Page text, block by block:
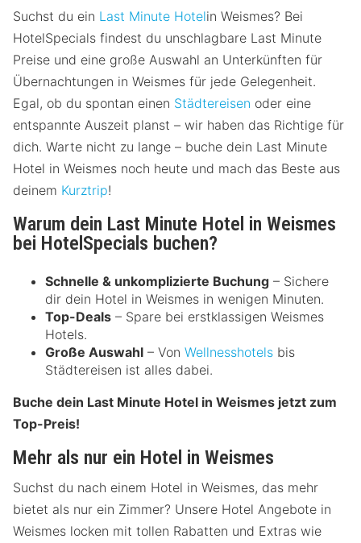
Suchst du ein Last Minute Hotelin Weismes? Bei
HotelSpecials findest du unschlagbare Last Minute
Preise und eine große Auswahl an Unterkünften für
Übernachtungen in Weismes für jede Gelegenheit.
Egal, ob du spontan einen Städtereisen oder eine
entspannte Auszeit planst – wir haben das Richtige für
dich. Warte nicht zu lange – buche dein Last Minute
Hotel in Weismes noch heute und mach das Beste aus
deinem Kurztrip!
Warum dein Last Minute Hotel in Weismes
bei HotelSpecials buchen?
Schnelle & unkomplizierte Buchung – Sichere
dir dein Hotel in Weismes in wenigen Minuten.
Top-Deals – Spare bei erstklassigen Weismes
Hotels.
Große Auswahl – Von Wellnesshotels bis
Städtereisen ist alles dabei.
Buche dein Last Minute Hotel in Weismes jetzt zum
Top-Preis!
Mehr als nur ein Hotel in Weismes
Suchst du nach einem Hotel in Weismes, das mehr
bietet als nur ein Zimmer? Unsere Hotel Angebote in
Weismes locken mit tollen Rabatten und Extras wie